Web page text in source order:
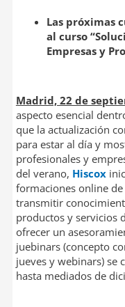
I
n
t
i
r
Las próximas
al curso
Empresas y
Madrid, 22 de
aspecto esencial
que la actualización
para estar al día y
profesionales y
del verano, Hiscox
formaciones online
transmitir
productos y servicios
ofrecer un
juebinars (concepto
jueves y webinars) se
hasta mediados de